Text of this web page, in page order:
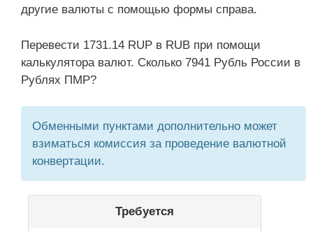
другие валюты с помощью формы справа.
Перевести 1731.14 RUP в RUB при помощи
калькулятора валют. Сколько 7941 Рубль России в
Рублях ПМР?
Обменными пунктами дополнительно может
взиматься комиссия за проведение валютной
конвертации.
Требуется